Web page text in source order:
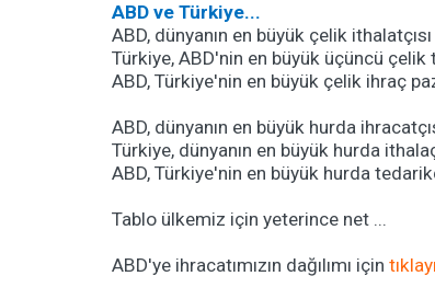
ABD ve Türkiye...
ABD, dünyanın en büyük çelik
Türkiye, ABD'nin en büyük üçüncü
ABD, Türkiye'nin en büyük çelik ihraç
ABD, dünyanın en büyük hurda
Türkiye, dünyanın en büyük hurda
ABD, Türkiye'nin en büyük hurda
Tablo ülkemiz için yeterince net ...
ABD'ye ihracatımızın dağılımı için